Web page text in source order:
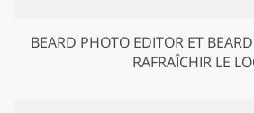
BEARD PHOTO EDITOR ET
RAFRAÎCHIR LE